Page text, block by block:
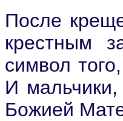
После
крестным
символ
И
Божией